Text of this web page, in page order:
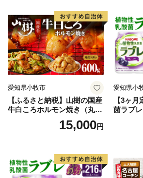
然と資源を活かしたまちづくりや地
様々な取り組みを進めています。
庄原市への応援を是非よろしくお願
愛知県小牧市
【ふるさと納税】山樹の国産
牛白ころホルモン焼き（丸
15,000円
愛知県小
【3ヶ
菌ラブ
（計